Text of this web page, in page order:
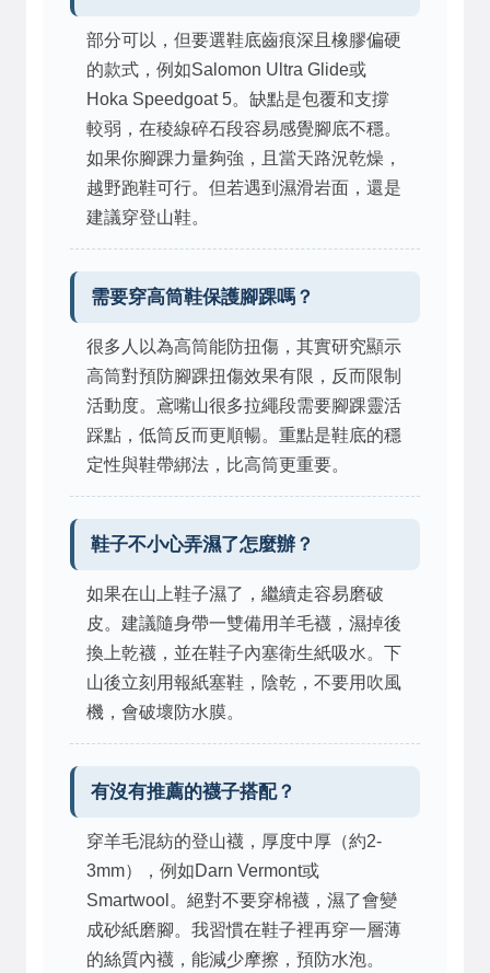
部分可以，但要選鞋底齒痕深且橡膠偏硬
的款式，例如Salomon Ultra Glide或
Hoka Speedgoat 5。缺點是包覆和支撐
較弱，在稜線碎石段容易感覺腳底不穩。
如果你腳踝力量夠強，且當天路況乾燥，
越野跑鞋可行。但若遇到濕滑岩面，還是
建議穿登山鞋。
需要穿高筒鞋保護腳踝嗎？
很多人以為高筒能防扭傷，其實研究顯示
高筒對預防腳踝扭傷效果有限，反而限制
活動度。鳶嘴山很多拉繩段需要腳踝靈活
踩點，低筒反而更順暢。重點是鞋底的穩
定性與鞋帶綁法，比高筒更重要。
鞋子不小心弄濕了怎麼辦？
如果在山上鞋子濕了，繼續走容易磨破
皮。建議隨身帶一雙備用羊毛襪，濕掉後
換上乾襪，並在鞋子內塞衛生紙吸水。下
山後立刻用報紙塞鞋，陰乾，不要用吹風
機，會破壞防水膜。
有沒有推薦的襪子搭配？
穿羊毛混紡的登山襪，厚度中厚（約2-
3mm），例如Darn Vermont或
Smartwool。絕對不要穿棉襪，濕了會變
成砂紙磨腳。我習慣在鞋子裡再穿一層薄
的絲質內襪，能減少摩擦，預防水泡。